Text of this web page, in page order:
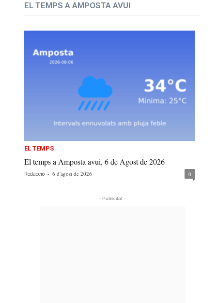
EL TEMPS A AMPOSTA AVUI
EL TEMPS
El temps a Amposta avui, 6 de Agost de 2026
Redacció - 6 d'agost de 2026 0
- Publicitat -